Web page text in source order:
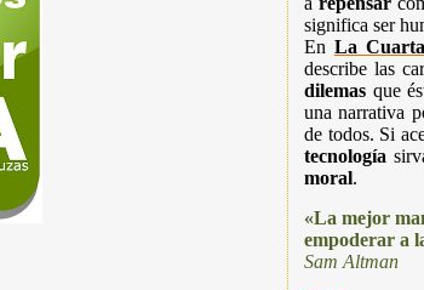
significa ser
En La
describe las
dilemas que
una narrativa
de todos. Si
tecnología
moral.
«La mejor
empoderar a
Sam Altman